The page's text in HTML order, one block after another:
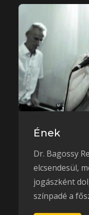
Ének
Dr. Bagossy
elcsendesül,
jogászként
színpadé a